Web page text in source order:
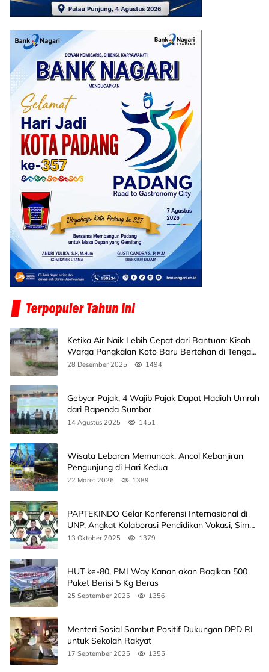
Ketika Air Naik Lebih Cepat dari Bantuan: Kisah
Warga Pangkalan Koto Baru Bertahan di Tengah
Banjir
28 Desember 2025 1494
Gebyar Pajak, 4 Wajib Pajak Dapat Hadiah Umrah
dari Bapenda Sumbar
14 Agustus 2025 1451
Wisata Lebaran Memuncak, Ancol Kebanjiran
Pengunjung di Hari Kedua
22 Maret 2026 1389
PAPTEKINDO Gelar Konferensi Internasional di
UNP, Angkat Kolaborasi Pendidikan Vokasi, Simak
Agendanya
13 Oktober 2025 1379
HUT ke-80, PMI Way Kanan akan Bagikan 500
Paket Berisi 5 Kg Beras
25 September 2025 1356
Menteri Sosial Sambut Positif Dukungan DPD RI
untuk Sekolah Rakyat
17 September 2025 1355